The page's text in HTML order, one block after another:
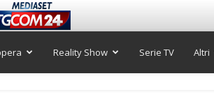
Reality Show Serie TV Altri